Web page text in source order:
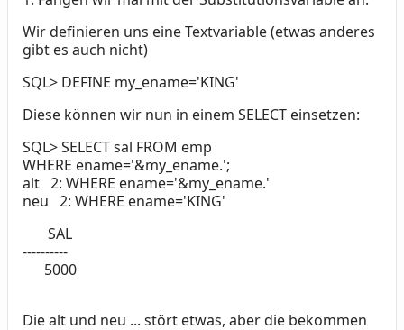
Wir definieren uns eine Textvariable (etwas anderes
gibt es auch nicht)
SQL> DEFINE my_ename='KING'
Diese können wir nun in einem SELECT einsetzen:
SQL> SELECT sal FROM emp
WHERE ename='&my_ename.';
alt 2: WHERE ename='&my_ename.'
neu 2: WHERE ename='KING'
SAL
----------
5000
Die alt und neu ... stört etwas, aber die bekommen